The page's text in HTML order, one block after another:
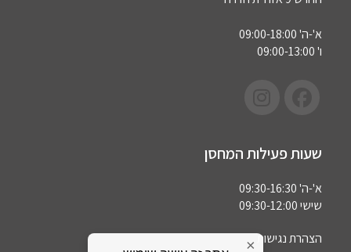
א'-ה' 09:00-18:00
ו' 09:00-13:00
שעות פעילות המחסן
א'-ה' 09:30-16:30
שישי 09:30-12:00
הצהרת נגישות×